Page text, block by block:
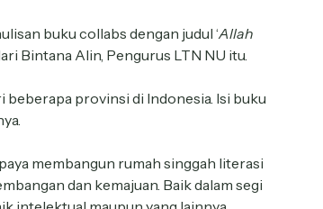
buku collabs dengan judul ‘Allah
Bintana Alin, Pengurus LTN NU itu.
provinsi di Indonesia. Isi buku
membangun rumah singgah literasi
dan kemajuan. Baik dalam segi